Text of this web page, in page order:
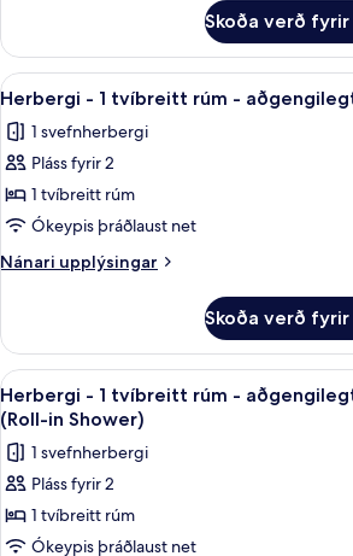
-
tvíbreitt
Skoða verð
Skoða
allar
myndir
fyrir
Herbergi
-
1
tvíbreitt
-
aðgengilegt
heyrnardaufum
Rúmföt
4
Herbergi - 1 tvíbreitt rúm -
1 svefnherbergi
Pláss fyrir 2
1 tvíbreitt rúm
Ókeypis þráðlaust net
Nánari upplýsingar
Nánari
-
tvíbreitt
rúm
-
aðgengilegt
heyrnardaufum
Skoða verð
Skoða
allar
myndir
fyrir
Herbergi
-
1
Rúmföt
4
Herbergi - 1 tvíbreitt rúm -
(Roll-in Shower)
1 svefnherbergi
Pláss fyrir 2
1 tvíbreitt rúm
Ókeypis þráðlaust net